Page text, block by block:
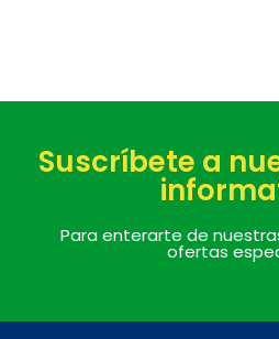
Suscríbete a
Para enterarte de
ofertas